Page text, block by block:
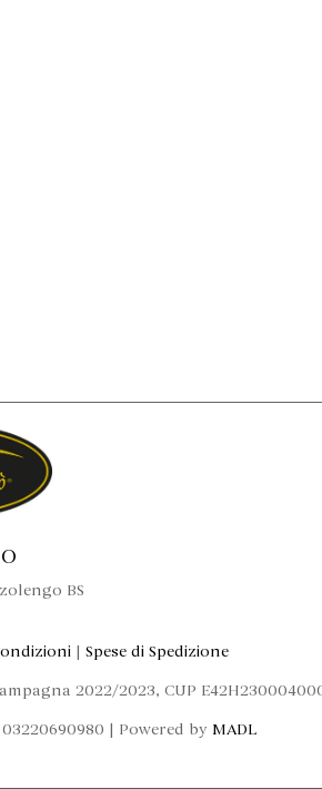
BS
| Spese di Spedizione
2022/2023, CUP
| Powered by MADL